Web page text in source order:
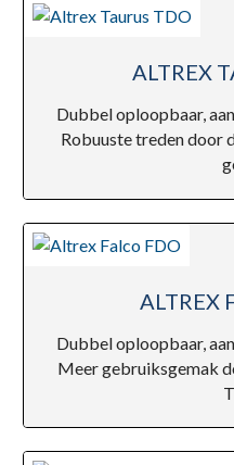
ALTREX
Dubbel oploopbaar,
Robuuste treden
ALTREX
Dubbel oploopbaar,
Meer gebruiksgemak